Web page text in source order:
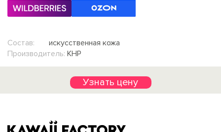
Состав:
искусственная кожа
Производитель: КНР
Узнать цену